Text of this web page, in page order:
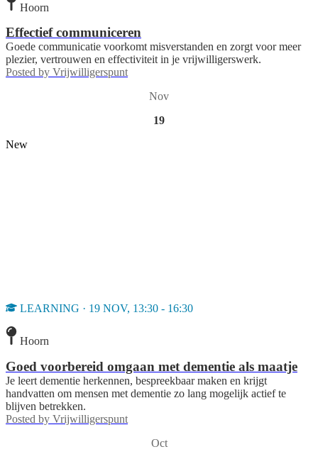
Hoorn
Effectief communiceren
Goede communicatie voorkomt misverstanden en zorgt voor meer
plezier, vertrouwen en effectiviteit in je vrijwilligerswerk.
Posted by Vrijwilligerspunt
Nov
19
New
LEARNING · 19 NOV, 13:30 - 16:30
Hoorn
Goed voorbereid omgaan met dementie als maatje
Je leert dementie herkennen, bespreekbaar maken en krijgt
handvatten om mensen met dementie zo lang mogelijk actief te
blijven betrekken.
Posted by Vrijwilligerspunt
Oct